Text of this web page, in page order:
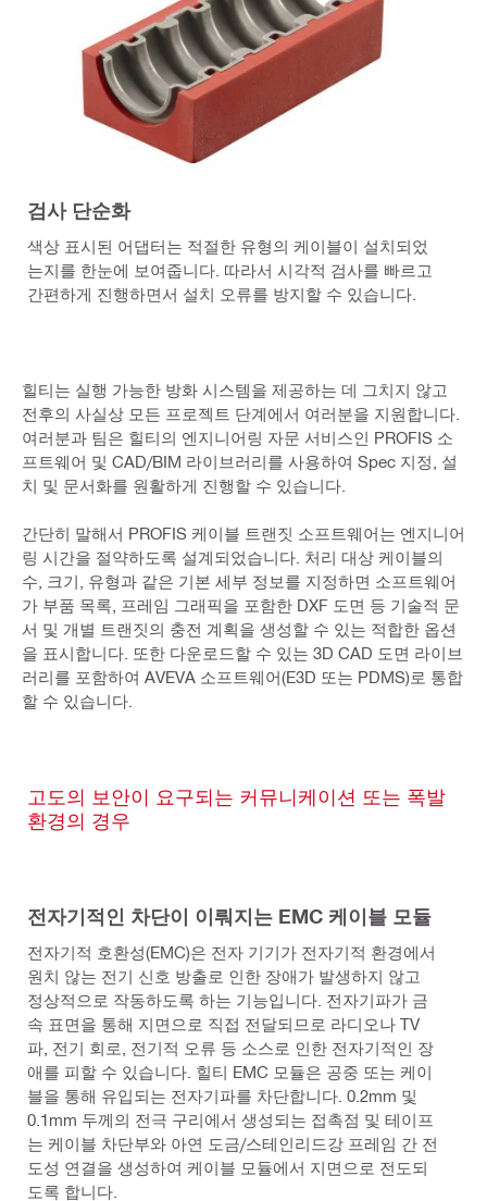
검사 단순화
색상 표시된 어댑터는 적절한 유형의 케이블이 설치되었
는지를 한눈에 보여줍니다. 따라서 시각적 검사를 빠르고
간편하게 진행하면서 설치 오류를 방지할 수 있습니다.
힐티는 실행 가능한 방화 시스템을 제공하는 데 그치지 않고
전후의 사실상 모든 프로젝트 단계에서 여러분을 지원합니다.
여러분과 팀은 힐티의 엔지니어링 자문 서비스인 PROFIS 소
프트웨어 및 CAD/BIM 라이브러리를 사용하여 Spec 지정, 설
치 및 문서화를 원활하게 진행할 수 있습니다.
간단히 말해서 PROFIS 케이블 트랜짓 소프트웨어는 엔지니어
링 시간을 절약하도록 설계되었습니다. 처리 대상 케이블의
수, 크기, 유형과 같은 기본 세부 정보를 지정하면 소프트웨어
가 부품 목록, 프레임 그래픽을 포함한 DXF 도면 등 기술적 문
서 및 개별 트랜짓의 충전 계획을 생성할 수 있는 적합한 옵션
을 표시합니다. 또한 다운로드할 수 있는 3D CAD 도면 라이브
러리를 포함하여 AVEVA 소프트웨어(E3D 또는 PDMS)로 통합
할 수 있습니다.
고도의 보안이 요구되는 커뮤니케이션 또는 폭발
환경의 경우
전자기적인 차단이 이뤄지는 EMC 케이블 모듈
전자기적 호환성(EMC)은 전자 기기가 전자기적 환경에서
원치 않는 전기 신호 방출로 인한 장애가 발생하지 않고
정상적으로 작동하도록 하는 기능입니다. 전자기파가 금
속 표면을 통해 지면으로 직접 전달되므로 라디오나 TV
파, 전기 회로, 전기적 오류 등 소스로 인한 전자기적인 장
애를 피할 수 있습니다. 힐티 EMC 모듈은 공중 또는 케이
블을 통해 유입되는 전자기파를 차단합니다. 0.2mm 및
0.1mm 두께의 전극 구리에서 생성되는 접촉점 및 테이프
는 케이블 차단부와 아연 도금/스테인리드강 프레임 간 전
도성 연결을 생성하여 케이블 모듈에서 지면으로 전도되
도록 합니다.